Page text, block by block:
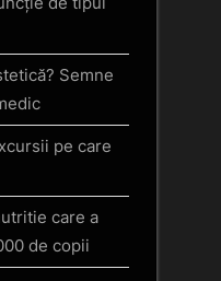
Semne
pe care
care a
de copii